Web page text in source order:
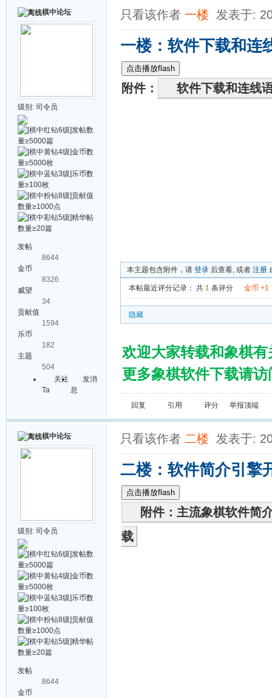
棋中论坛
级别: 司令员
发帖
8644
金币
8326
威望
34
贡献值
1594
乐币
182
主题
504
关注
Ta
发消
息
只看该作者 一楼 发表于:
一楼：软件下载和连
点击播放flash
附件： 软件下载和连线
本主题包含附件，请 登录 后查看, 或者 注册
本帖最近评分记录： 共 1 条评分 金币 +1
隐藏
欢迎大家转载和象棋
更多象棋软件下载请
回复 引用 评分 举报顶端
棋中论坛
级别: 司令员
发帖
8644
金币
只看该作者 二楼 发表于:
二楼：软件简介引擎
点击播放flash
附件：主流象棋软件简
载